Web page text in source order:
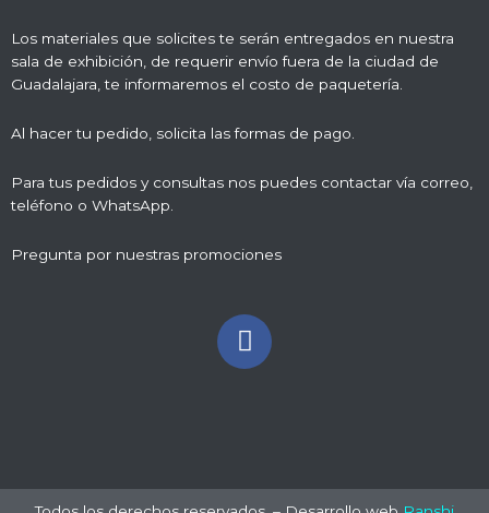
Los materiales que solicites te serán entregados en nuestra
sala de exhibición, de requerir envío fuera de la ciudad de
Guadalajara, te informaremos el costo de paquetería.
Al hacer tu pedido, solicita las formas de pago.
Para tus pedidos y consultas nos puedes contactar vía correo,
teléfono o WhatsApp.
Pregunta por nuestras promociones